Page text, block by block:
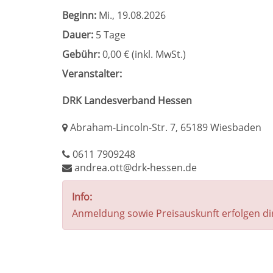
Beginn: Mi., 19.08.2026
Dauer: 5 Tage
Gebühr:0,00 € (inkl. MwSt.)
Veranstalter:
DRK Landesverband Hessen
Abraham-Lincoln-Str. 7, 65189 Wiesbaden
0611 7909248
andrea.ott@drk-hessen.de
Info:
Anmeldung sowie Preisauskunft erfolgen